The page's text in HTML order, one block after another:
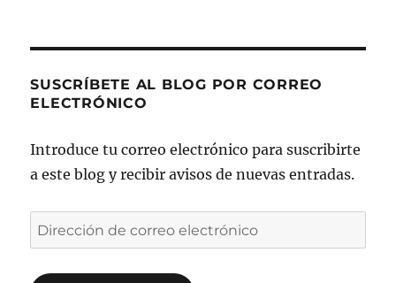
SUSCRÍBETE AL BLOG POR CORREO
ELECTRÓNICO
Introduce tu correo electrónico para suscribirte
a este blog y recibir avisos de nuevas entradas.
Dirección
de
correo